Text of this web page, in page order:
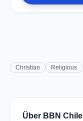
Christian Religious
Über BBN Chile